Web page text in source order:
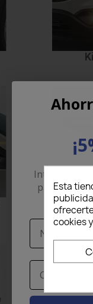
LED
Esta
cookies
Introduce tu
para
Nome
Email